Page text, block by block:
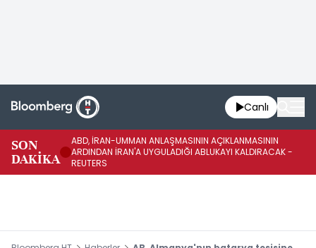
Canlı
SON
DAKİKA
ABD, İRAN-UMMAN ANLAŞMASININ AÇIKLANMASININ
ARDINDAN İRAN'A UYGULADIĞI ABLUKAYI KALDIRACAK -
REUTERS